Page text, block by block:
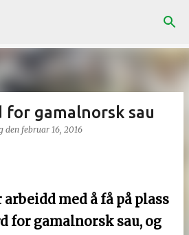
for gamalnorsk sau
den februar 16, 2016
med å få på plass
for gamalnorsk sau, og